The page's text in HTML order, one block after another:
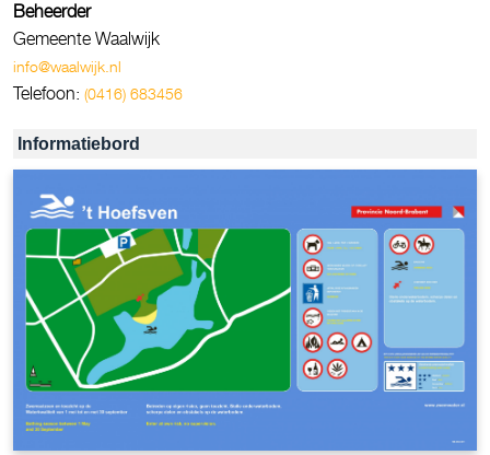
Beheerder
Gemeente Waalwijk
info@waalwijk.nl
Telefoon: (0416) 683456
Informatiebord